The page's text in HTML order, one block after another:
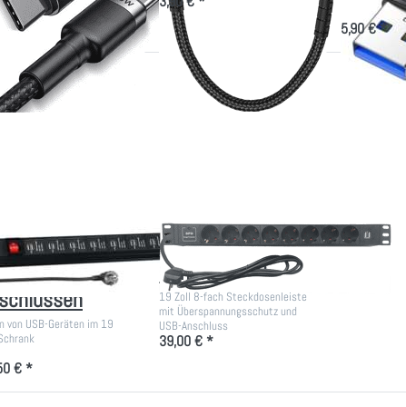
5,90 € *
16x USB-
von USB-Geräten im 19
€ *
Drücken Sie
für mehr
Optionen zu
PDU Ü-Schutz, 8x
Schuko+USB
19 Zoll 8-fach Steckdosenleiste
mit Überspannungsschutz und
USB-Anschluss
39,00 € *
Drücken Sie
ENTER für